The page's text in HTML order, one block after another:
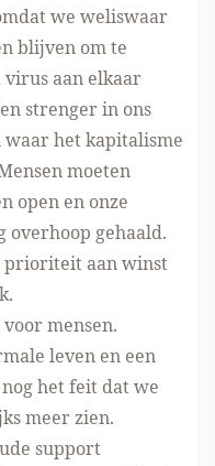
we weliswaar
blijven om te
aan elkaar
strenger in ons
waar het kapitalisme
moeten
open en onze
overhoop gehaald.
prioriteit aan winst
mensen.
leven en een
het feit dat we
meer zien.
support